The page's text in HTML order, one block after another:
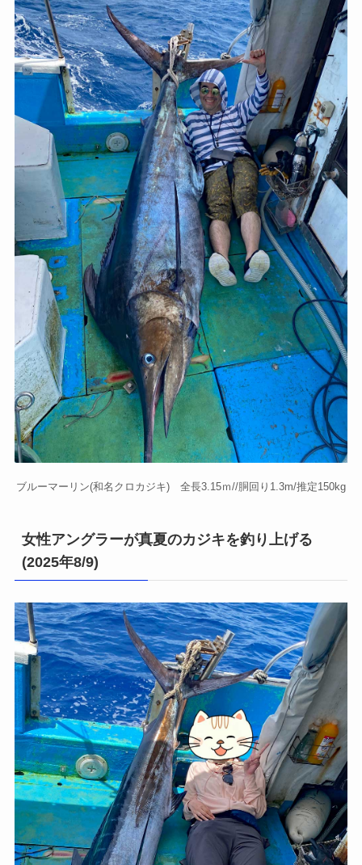
ブルーマーリン(和名クロカジキ) 全長3.15ｍ//胴回り1.3m/推定150kg
女性アングラーが真夏のカジキを釣り上げる
(2025年8/9)